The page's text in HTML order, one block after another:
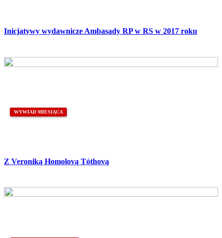
Inicjatywy wydawnicze Ambasady RP w RS w 2017 roku
WYWIAD MIESIĄCA
Z Veroniką Homolovą Tóthovą